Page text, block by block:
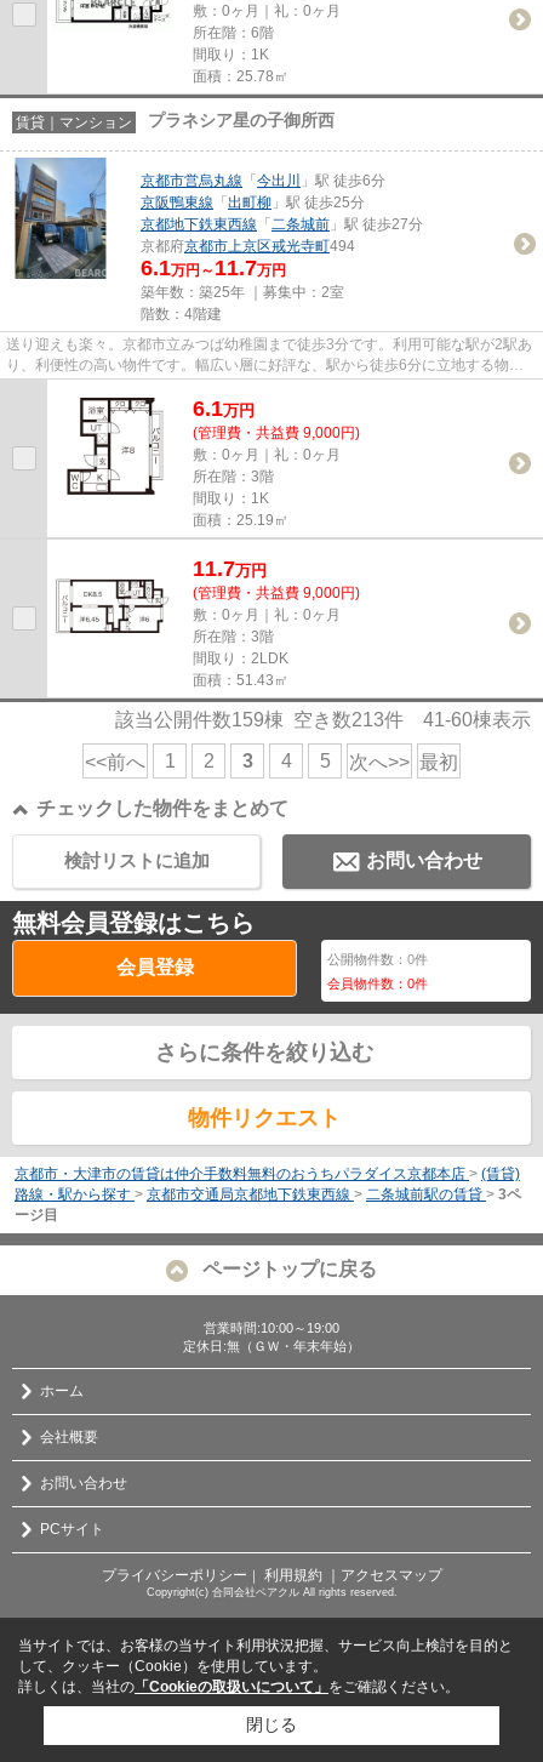
敷：0ヶ月｜礼：0ヶ月
所在階：6階
間取り：1K
面積：25.78㎡
賃貸｜マンション プラネシア星の子御所西
京都市営烏丸線 「 今出川
」駅 徒歩6分
京阪鴨東線 「 出町柳 」駅 徒歩25分
京都地下鉄東西線 「 二条城前 」駅 徒歩27分
京都府京都市上京区戒光寺町494
6.1万円～ 11.7万円
築年数：築25年 ｜募集中： 2室
階数：4階建
送り迎えも楽々。京都市立みつば幼稚園まで徒歩3分です。利用可能な駅が2駅あ
り、利便性の高い物件です。幅広い層に好評な、駅から徒歩6分に立地する物件
6.1万円
(管理費・共益費 9,000円)
敷：0ヶ月｜礼：0ヶ月
所在階：3階
間取り：1K
面積：25.19㎡
11.7万円
(管理費・共益費 9,000円)
敷：0ヶ月｜礼：0ヶ月
所在階：3階
間取り：2LDK
面積：51.43㎡
該当公開件数159棟 空き数213件 41-60棟表示
<<前へ 1 2 3 4 5 次へ>> 最初
チェックした物件をまとめて
お問い合わせ
検討リストに追加
無料会員登録はこちら
会員登録 公開物件数：0件
会員物件数：0件
さらに条件を絞り込む
物件リクエスト
京都市・大津市の賃貸は仲介手数料無料のおうちパラダイス京都本店 > (賃貸)
路線・駅から探す > 京都市交通局京都地下鉄東西線 > 二条城前駅の賃貸 > 3ペ
ージ目
ページトップに戻る
営業時間:10:00～19:00
定休日:無（ＧＷ・年末年始）
ホーム
会社概要
お問い合わせ
PCサイト
プライバシーポリシー ｜ 利用規約 ｜アクセスマップ
Copyright(c) 合同会社ベアクル All rights reserved.
当サイトでは、お客様の当サイト利用状況把握、サービス向上検討を目的と
して、クッキー（Cookie）を使用しています。
詳しくは、当社の 「Cookieの取扱いについて」 をご確認ください。
閉じる